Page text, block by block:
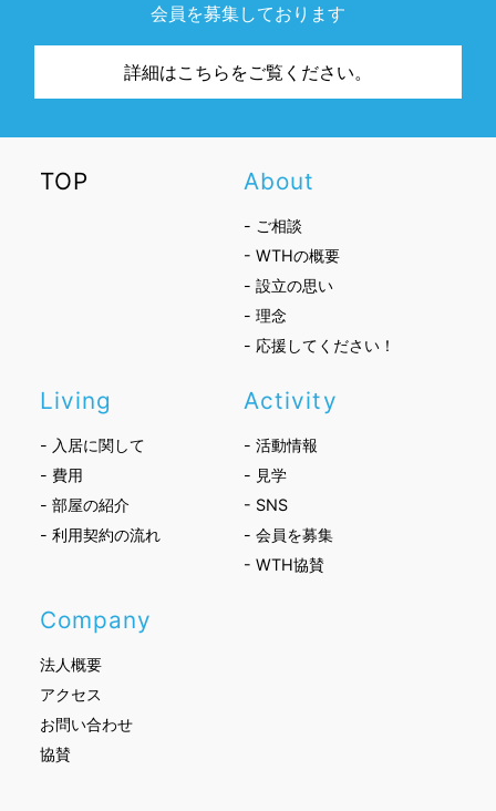
会員を募集しております
詳細はこちらをご覧ください。
TOP About
- ご相談
- WTHの概要
- 設立の思い
- 理念
- 応援してください！
Living
- 入居に関して
- 費用
- 部屋の紹介
- 利用契約の流れ
Activity
- 活動情報
- 見学
- SNS
- 会員を募集
- WTH協賛
Company
法人概要
アクセス
お問い合わせ
協賛